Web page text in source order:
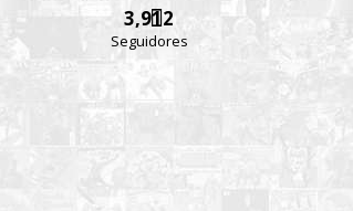
3,912
Seguidores